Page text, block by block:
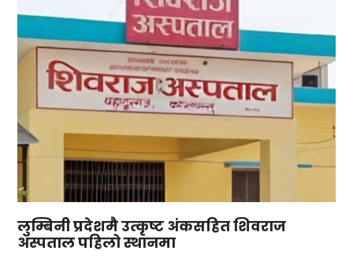
लुम्बिनी प्रदेशमै उत्कृष्ट अंकसहित शिवराज
अस्पताल पहिलो स्थानमा